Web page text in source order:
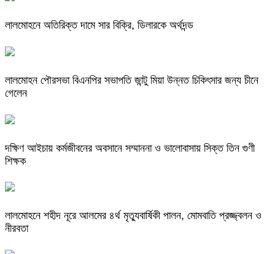
লালমোহনে অতিরিক্ত দামে সার বিক্রি, ডিলারকে অর্থদন্ড
লালমোহন পৌরসভা বিএনপির সভাপতি জান্টু মিয়া উন্নত চিকিৎসার জন্য চীনে
গেলেন
দক্ষিণ আইচায় কর্মজীবনের অবসানে সম্মাননা ও ভালোবাসায় সিক্ত তিন গুণী
শিক্ষক
লালমোহনে শহীদ নূরে আলমের ৪র্থ মৃত্যুবার্ষিকী পালন, মোমবাতি প্রজ্জ্বলন ও
নীরবতা